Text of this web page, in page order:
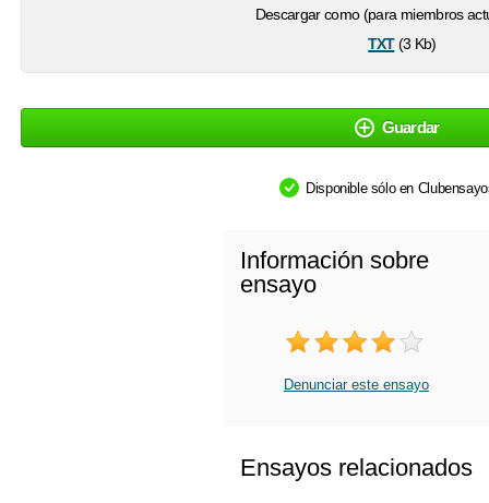
Descargar como (para miembros
txt(3 Kb)
Guardar
Disponible sólo en
Información sobre
ensayo
Denunciar este ensayo
Ensayos relacionados